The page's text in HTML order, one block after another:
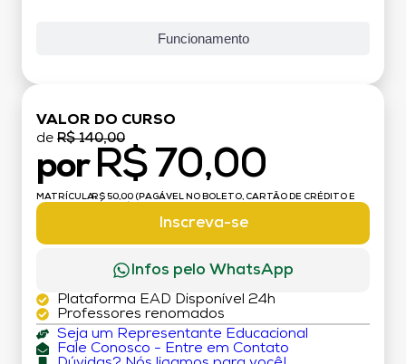
Funcionamento
VALOR DO CURSO
de R$ 140,00
por R$ 70,00
MATRÍCULA:R$ 50,00 (PAGÁVEL NO BOLETO, CARTÃO DE CRÉDITO E
Inscreva-se
Infos pelo WhatsApp
Plataforma EAD Disponível 24h
Professores renomados
Seja um Representante Educacional
Fale Conosco - Entre em Contato